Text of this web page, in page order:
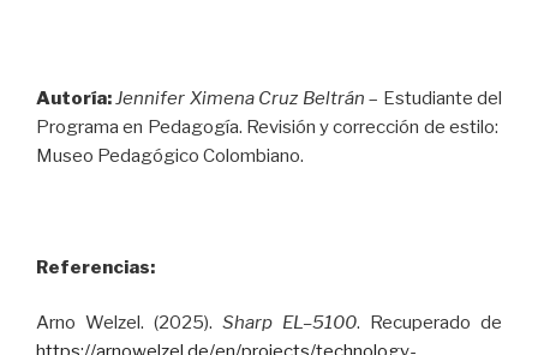
Autoría:Jennifer Ximena Cruz Beltrán – Estudiante del
Programa en Pedagogía. Revisión y corrección de estilo:
Museo Pedagógico Colombiano.
Referencias:
Arno Welzel. (2025). Sharp EL–5100. Recuperado de